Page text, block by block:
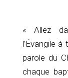
« Allez
l’Évangile
parole du
chaque